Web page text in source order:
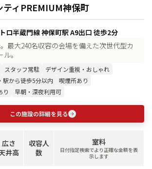
ィPREMIUM神保町
ロ半蔵門線 神保町駅 A9出口 徒歩2分
最大240名収容の会場を備えた次世代型カ
。
スタッフ常駐
デザイン重視・おしゃれ
駅から徒歩5分以内
喫煙所あり
り
早朝・深夜利用可
この施設の詳細を見る
広さ
井高
収容人
数
室料
日付指定検索でより正確な金額を表
示します